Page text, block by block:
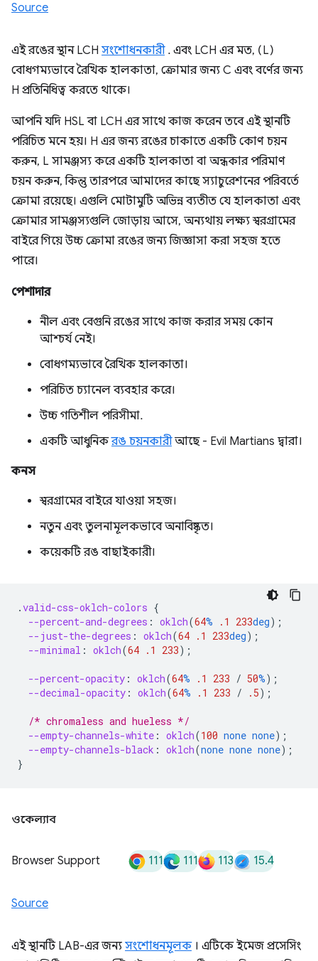
Source
এই রঙের স্থান LCH সংশোধনকারী. এবং LCH এর মত, (L)
বোধগম্যভাবে রৈখিক হালকাতা, ক্রোমার জন্য C এবং বর্ণের জন্য
H প্রতিনিধিত্ব করতে থাকে।
আপনি যদি HSL বা LCH এর সাথে কাজ করেন তবে এই স্থানটি
পরিচিত মনে হয়। H এর জন্য রঙের চাকাতে একটি কোণ চয়ন
করুন, L সামঞ্জস্য করে একটি হালকাতা বা অন্ধকার পরিমাণ
চয়ন করুন, কিন্তু তারপরে আমাদের কাছে স্যাচুরেশনের পরিবর্তে
ক্রোমা রয়েছে। এগুলি মোটামুটি অভিন্ন ব্যতীত যে হালকাতা এবং
ক্রোমার সামঞ্জস্যগুলি জোড়ায় আসে, অন্যথায় লক্ষ্য স্বরগ্রামের
বাইরে গিয়ে উচ্চ ক্রোমা রঙের জন্য জিজ্ঞাসা করা সহজ হতে
পারে।
পেশাদার
নীল এবং বেগুনি রঙের সাথে কাজ করার সময় কোন
আশ্চর্য নেই।
বোধগম্যভাবে রৈখিক হালকাতা।
পরিচিত চ্যানেল ব্যবহার করে।
উচ্চ গতিশীল পরিসীমা.
একটি আধুনিকরঙ চয়নকারীআছে - Evil Martians দ্বারা।
কনস
স্বরগ্রামের বাইরে যাওয়া সহজ।
নতুন এবং তুলনামূলকভাবে অনাবিষ্কৃত।
কয়েকটি রঙ বাছাইকারী।
.valid-css-oklch-colors {
--percent-and-degrees : oklch(64% .1 233deg);
--just-the-degrees : oklch(64 .1 233deg);
--minimal : oklch(64 .1 233);
--percent-opacity : oklch(64% .1 233 / 50%);
--decimal-opacity : oklch(64% .1 233 / .5);
/* chromaless and hueless */
--empty-channels-white : oklch(100 none none);
--empty-channels-black : oklch(none none none);
}
ওকেল্যাব
Browser Support 111 111 113 15.4
Source
এই স্থানটি LAB-এর জন্য সংশোধনমূলক। এটিকে ইমেজ প্রসেসিং